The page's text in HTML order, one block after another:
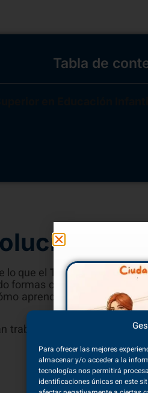
Para ofrecer las mejores
almacenar y/o acceder a la
tecnologías nos permitirá
identificaciones únicas en este
Tabla de
de
lo que el TSEI debe poner
formas constructivas de
aprender a tomar
trabajado en la evaluación